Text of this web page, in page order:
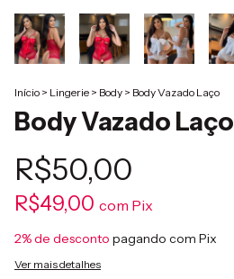
Início > Lingerie > Body > Body Vazado Laço
Body Vazado Laço
R$50,00
R$49,00 com Pix
2% de desconto pagando com Pix
Ver mais detalhes